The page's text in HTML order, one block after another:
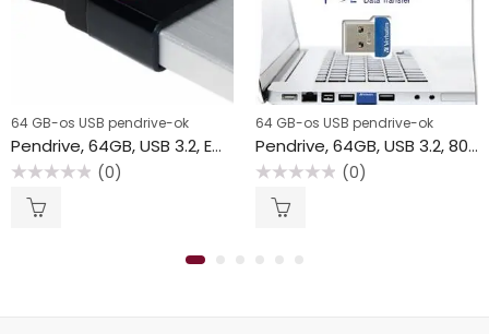
64 GB-os USB pendrive-ok
Pendrive, 64GB, USB 3.2, EMTEC “T100 Nano Ring”
(0)
64 GB-os USB pendrive-ok
Pendrive, 64GB, USB 3.2, 80/25MB/s, VERBATIM “Nano”
(0)